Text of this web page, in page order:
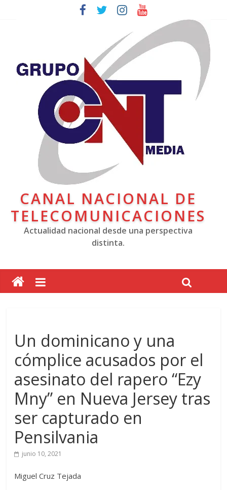
CANAL NACIONAL DE
TELECOMUNICACIONES
Actualidad nacional desde una perspectiva
distinta.
Un dominicano y una
cómplice acusados por el
asesinato del rapero “Ezy
Mny” en Nueva Jersey tras
ser capturado en
Pensilvania
junio 10, 2021
Miguel Cruz Tejada